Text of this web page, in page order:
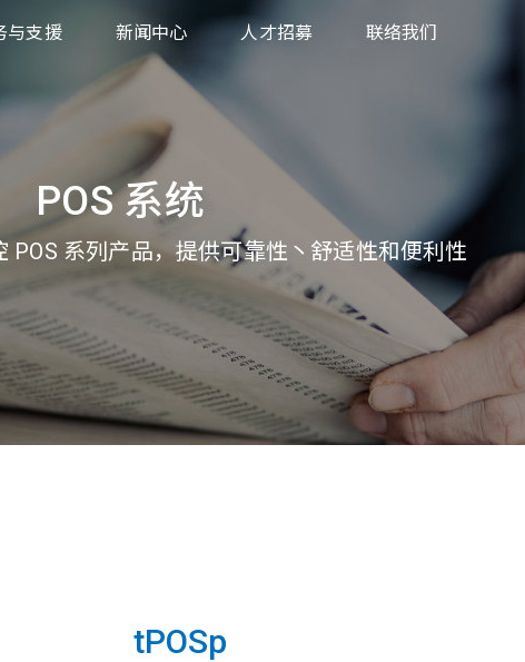
与支援
保固服务
新闻中心 人才招募 联络我们
POS 系统
POS 系列产品，提供可靠性丶舒适性和便利性
tPOSp